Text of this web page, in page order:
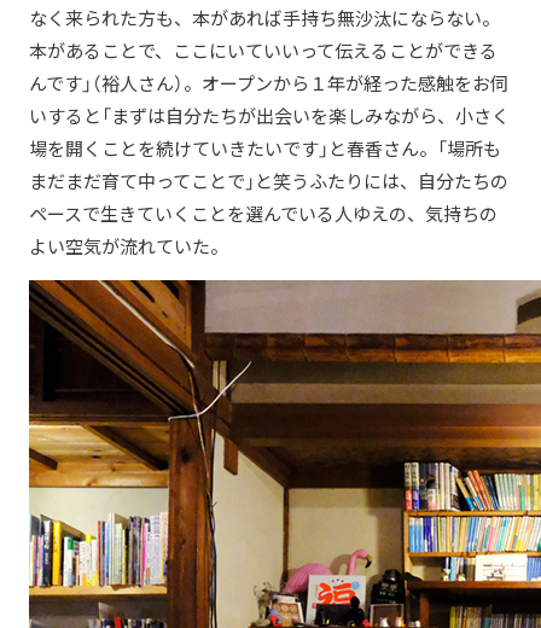
なく来られた方も、本があれば手持ち無沙汰にならない。
本があることで、ここにいていいって伝えることができる
んです」（裕人さん）。オープンから１年が経った感触をお伺
いすると「まずは自分たちが出会いを楽しみながら、小さく
場を開くことを続けていきたいです」と春香さん。「場所も
まだまだ育て中ってことで」と笑うふたりには、自分たちの
ペースで生きていくことを選んでいる人ゆえの、気持ちの
よい空気が流れていた。